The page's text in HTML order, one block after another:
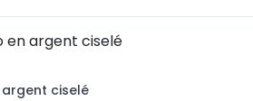
ciselé